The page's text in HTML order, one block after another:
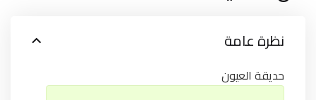
نظرة عامة
حديقة العيون